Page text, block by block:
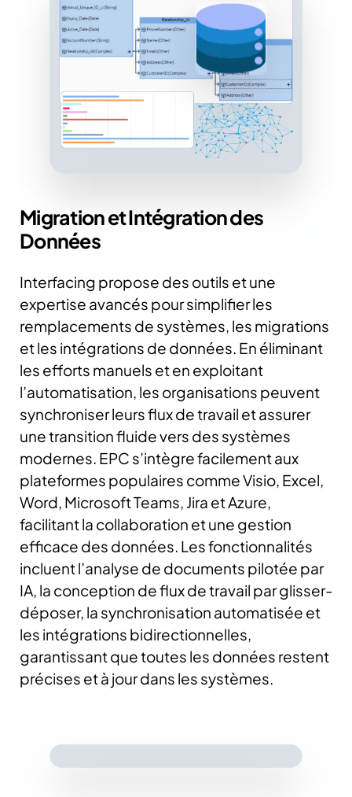
Migration et Intégration des
Données
Interfacing propose des outils et une
expertise avancés pour simplifier les
remplacements de systèmes, les migrations
et les intégrations de données. En éliminant
les efforts manuels et en exploitant
l’automatisation, les organisations peuvent
synchroniser leurs flux de travail et assurer
une transition fluide vers des systèmes
modernes. EPC s’intègre facilement aux
plateformes populaires comme Visio, Excel,
Word, Microsoft Teams, Jira et Azure,
facilitant la collaboration et une gestion
efficace des données. Les fonctionnalités
incluent l’analyse de documents pilotée par
IA, la conception de flux de travail par glisser-
déposer, la synchronisation automatisée et
les intégrations bidirectionnelles,
garantissant que toutes les données restent
précises et à jour dans les systèmes.